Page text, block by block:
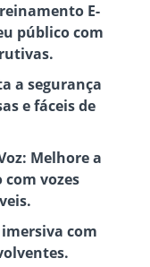
E-
público com
a segurança
e fáceis de
Melhore a
vozes
com